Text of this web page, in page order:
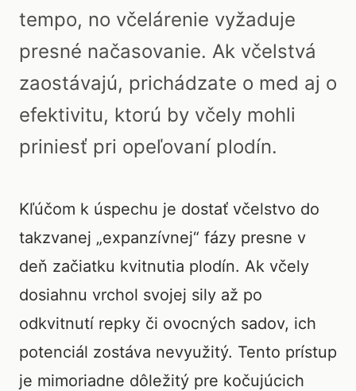
tempo, no včelárenie vyžaduje
presné načasovanie. Ak včelstvá
zaostávajú, prichádzate o med aj o
efektivitu, ktorú by včely mohli
priniesť pri opeľovaní plodín.
Kľúčom k úspechu je dostať včelstvo do
takzvanej „expanzívnej“ fázy presne v
deň začiatku kvitnutia plodín. Ak včely
dosiahnu vrchol svojej sily až po
odkvitnutí repky či ovocných sadov, ich
potenciál zostáva nevyužitý. Tento prístup
je mimoriadne dôležitý pre kočujúcich